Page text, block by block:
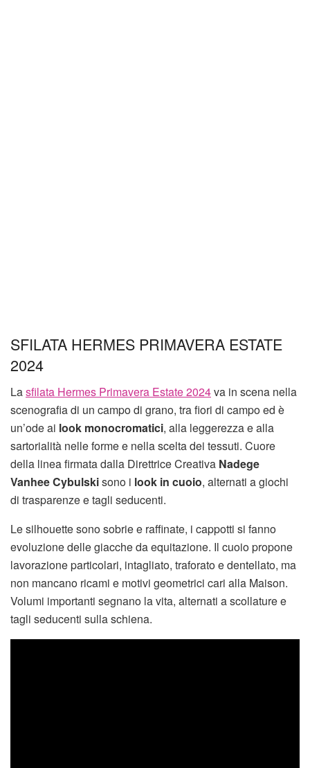
SFILATA HERMES PRIMAVERA ESTATE
2024
Lasfilata Hermes Primavera Estate 2024va in scena nella
scenografia di un campo di grano, tra fiori di campo ed è
un’ode ai look monocromatici, alla leggerezza e alla
sartorialità nelle forme e nella scelta dei tessuti. Cuore
della linea firmata dalla Direttrice Creativa Nadege
Vanhee Cybulskisono i look in cuoio, alternati a giochi
di trasparenze e tagli seducenti.
Le silhouette sono sobrie e raffinate, i cappotti si fanno
evoluzione delle giacche da equitazione. Il cuoio propone
lavorazione particolari, intagliato, traforato e dentellato, ma
non mancano ricami e motivi geometrici cari alla Maison.
Volumi importanti segnano la vita, alternati a scollature e
tagli seducenti sulla schiena.